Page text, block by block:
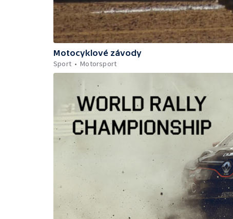
Motocyklové závody
Sport
Motorsport